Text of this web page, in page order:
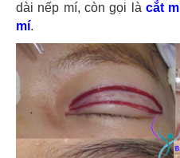
dài nếp mí, còn gọi là cắt
mí.